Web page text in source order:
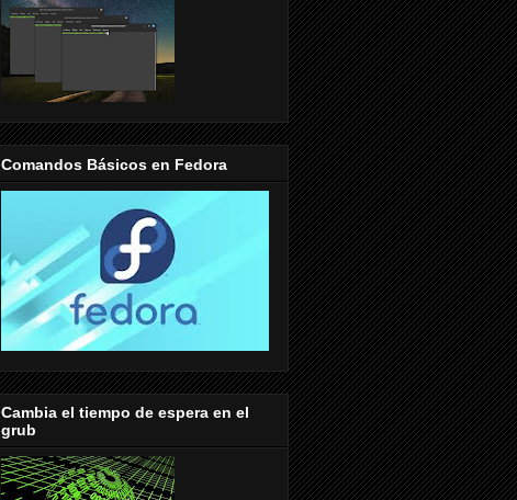
Comandos Básicos en Fedora
Cambia el tiempo de espera en el
grub